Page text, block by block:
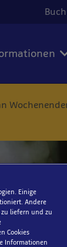
Einige
Andere
liefern und zu
Cookies
Informationen